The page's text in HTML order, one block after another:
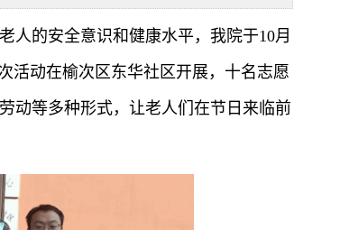
人的安全意识和健康水平，我院于10月
活动在榆次区东华社区开展，十名志愿
动等多种形式，让老人们在节日来临前